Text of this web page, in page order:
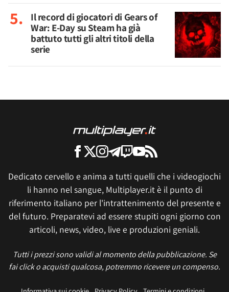
Il record di giocatori di Gears of
War: E-Day su Steam ha già
battuto tutti gli altri titoli della
serie
Dedicato cervello e anima a tutti quelli che i videogiochi
li hanno nel sangue, Multiplayer.it è il punto di
riferimento italiano per l'intrattenimento del presente e
del futuro. Preparatevi ad essere stupiti ogni giorno con
articoli, news, video, live e produzioni geniali.
Tutti i prezzi sono validi al momento della pubblicazione. Se
fai click o acquisti qualcosa, potremmo ricevere un compenso.